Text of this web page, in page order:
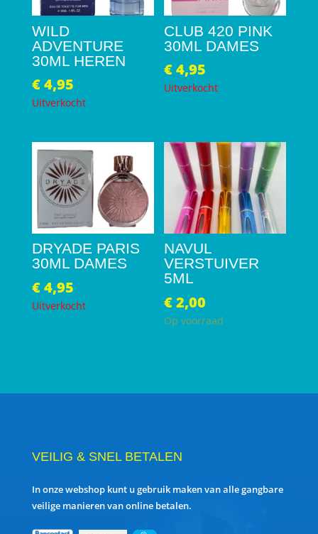
WILD
ADVENTURE
30ML HEREN
€4,95
Uitverkocht
CLUB 420 PINK
30ML DAMES
€4,95
Uitverkocht
DRYADE PARIS
30ML DAMES
€4,95
Uitverkocht
NAVUL
VERSTUIVER
5ML
€2,00
Op voorraad
VEILIG & SNEL BETALEN
In onze webshop kunt u gebruik maken van alle gangbare
veilige manieren van online betalen.